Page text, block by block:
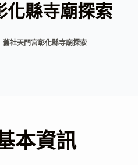
化縣寺廟探索
舊社天門宮彰化縣寺廟探索
本資訊